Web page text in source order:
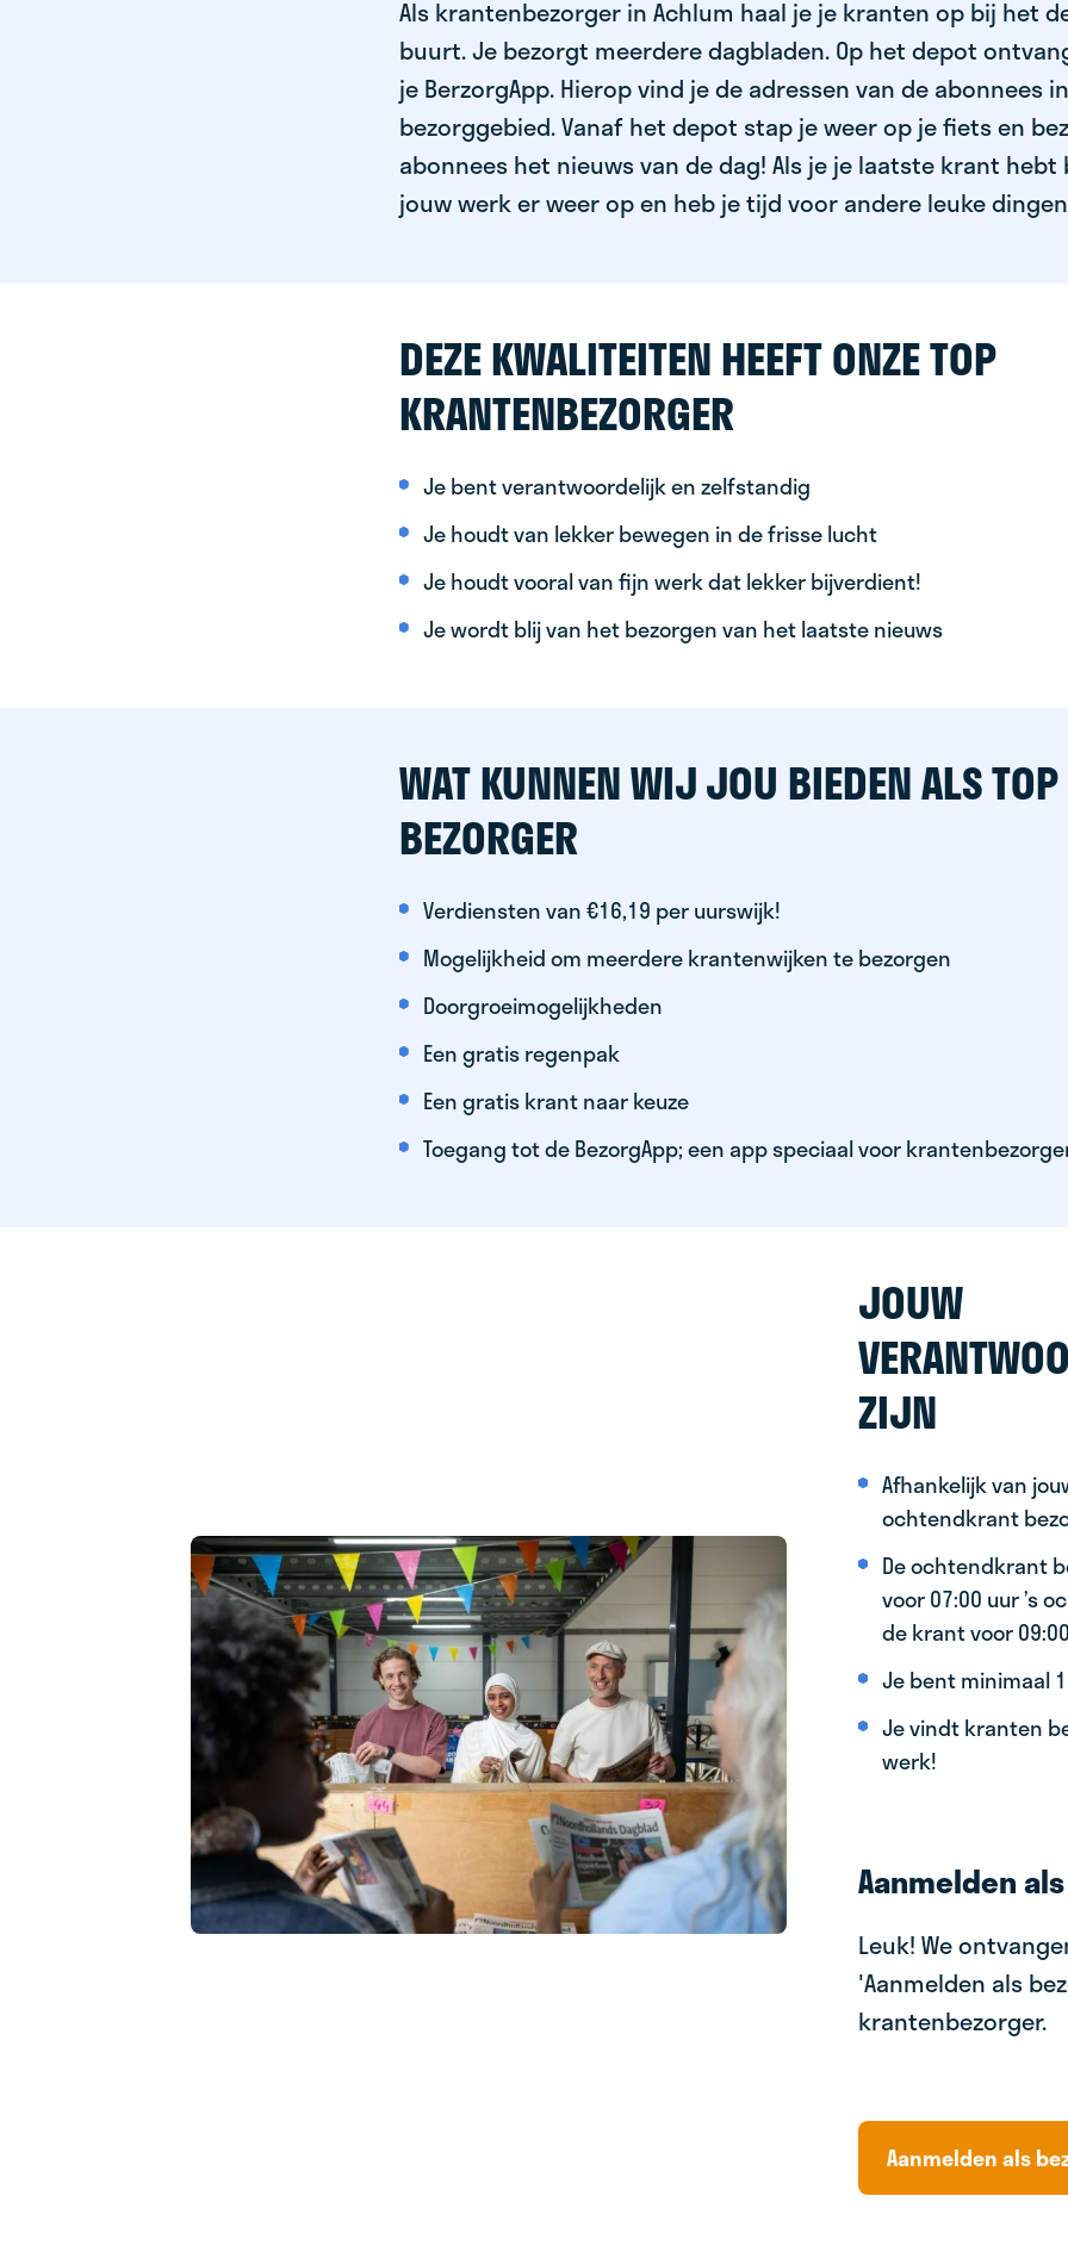
Als krantenbezorger in Achlum haal je je kranten op bij het
buurt. Je bezorgt meerdere dagbladen. Op het depot
je BerzorgApp. Hierop vind je de adressen van de abonnees
bezorggebied. Vanaf het depot stap je weer op je fiets en
abonnees het nieuws van de dag! Als je je laatste krant hebt
jouw werk er weer op en heb je tijd voor andere leuke
DEZE KWALITEITEN HEEFT ONZE TOP
KRANTENBEZORGER
Je bent verantwoordelijk en zelfstandig
Je houdt van lekker bewegen in de frisse lucht
Je houdt vooral van fijn werk dat lekker bijverdient!
Je wordt blij van het bezorgen van het laatste nieuws
WAT KUNNEN WIJ JOU BIEDEN ALS TOP
BEZORGER
Verdiensten van €16,19 per uurswijk!
Mogelijkheid om meerdere krantenwijken te bezorgen
Doorgroeimogelijkheden
Een gratis regenpak
Een gratis krant naar keuze
Toegang tot de BezorgApp; een app speciaal voor
JOUW
ZIJN
Afhankelijk van
ochtendkrant
De ochtendkrant
voor 07:00 uur ’s
de krant voor
Je bent minimaal
Je vindt kranten
werk!
Aanmelden
Leuk! We
'Aanmelden als
krantenbezorger.
Aanmelden als